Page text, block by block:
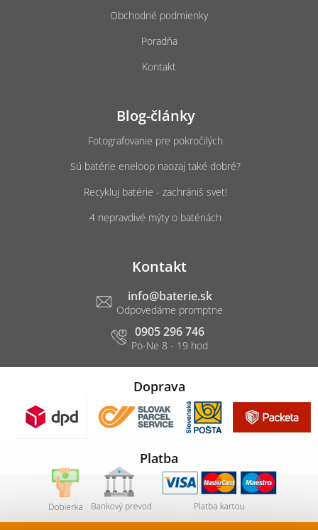
Obchodné podmienky
Poradňa
Kontakt
Blog-články
Fotografovanie pre pokročilých
Sú batérie eneloop naozaj také dobré?
Recykluj batérie - zachrániš svet!
4 nepravdivé mýty o batériách
Kontakt
info@baterie.sk
0905 296 746
Doprava
Platba